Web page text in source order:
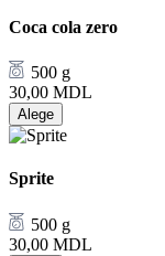
Coca cola zero
500 g
30,00 MDL
Alege
Sprite
500 g
30,00 MDL